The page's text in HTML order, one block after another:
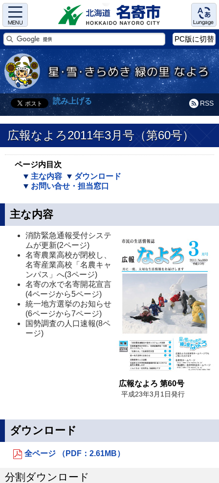
Menu Language
PC版に切替
RSS
読み上げる
広報なよろ2011年3月号（第60号）
ページ内目次
主な内容
ダウンロード
お問い合せ・担当窓口
主な内容
広報なよろ 第60号
平成23年3月1日発行
消防緊急通報受付システ
ムが更新(2ページ)
名寄農業高校が閉校し、
名寄産業高校「名農キャ
ンパス」へ(3ページ)
名寄の水で名寄開花宣言
(4ページから5ページ)
統一地方選挙のお知らせ
(6ページから7ページ)
国勢調査の人口速報(8ペ
ージ)
ダウンロード
全ページ （PDF：2.61MB）
分割ダウンロード